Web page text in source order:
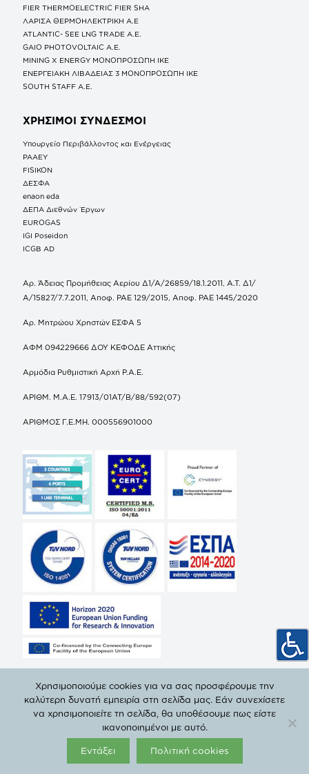
FIER THERMOELECTRIC FIER SHA
ΛΑΡΙΣΑ ΘΕΡΜΟΗΛΕΚΤΡΙΚΗ A.E
ATLANTIC- SEE LNG TRADE A.E.
GAIO PHOTOVOLTAIC Α.Ε.
MINING X ENERGY ΜΟΝΟΠΡΟΣΩΠΗ ΙΚΕ
ΕΝΕΡΓΕΙΑΚΗ ΛΙΒΑΔΕΙΑΣ 3 ΜΟΝΟΠΡΟΣΩΠΗ ΙΚΕ
SOUTH STAFF Α.Ε.
ΧΡΗΣΙΜΟΙ ΣΥΝΔΕΣΜΟΙ
Υπουργείο Περιβάλλοντος και Ενέργειας
ΡΑΑΕΥ
FISIKON
ΔΕΣΦΑ
enaon eda
ΔΕΠΑ Διεθνών Έργων
EUROGAS
IGI Poseidon
ICGB AD
Αρ. Άδειας Προμήθειας Αερίου Δ1/Α/26859/18.1.2011, Α.Τ. Δ1/
Α/15827/7.7.2011, Αποφ. ΡΑΕ 129/2015, Αποφ. ΡΑΕ 1445/2020
Αρ. Μητρώου Χρηστών ΕΣΦΑ 5
ΑΦΜ 094229666 ΔΟΥ ΚΕΦΟΔΕ Αττικής
Αρμόδια Ρυθμιστική Αρχή Ρ.Α.Ε.
ΑΡΙΘΜ. Μ.Α.Ε. 17913/01ΑΤ/Β/88/592(07)
ΑΡΙΘΜΟΣ Γ.Ε.ΜΗ. 000556901000
© Copyright 2019 ΔΕΠΑ | All Rights Reserved. |
Προστασίας Προσωπικών Δεδομένων
Χρησιμοποιούμε cookies για να σας προσφέρουμε την
καλύτερη δυνατή εμπειρία στη σελίδα μας. Εάν συνεχίσετε
να χρησιμοποιείτε τη σελίδα, θα υποθέσουμε πως είστε
ικανοποιημένοι με αυτό.
Εντάξει Πολιτική cookies